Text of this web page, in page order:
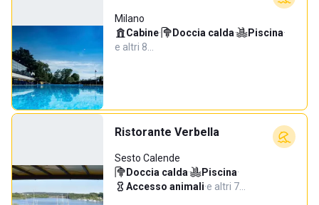
Milano
Cabine· Doccia calda· Piscina·
e altri 8…
Ristorante Verbella
Sesto Calende
Doccia calda· Piscina·
Accesso animali·e altri 7…